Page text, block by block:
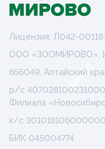
Лицензия: Л042-
ООО «ЗООМИРОВО»,
656049, Алтайский
р/с
Филиала
к/с
БИК 045004774